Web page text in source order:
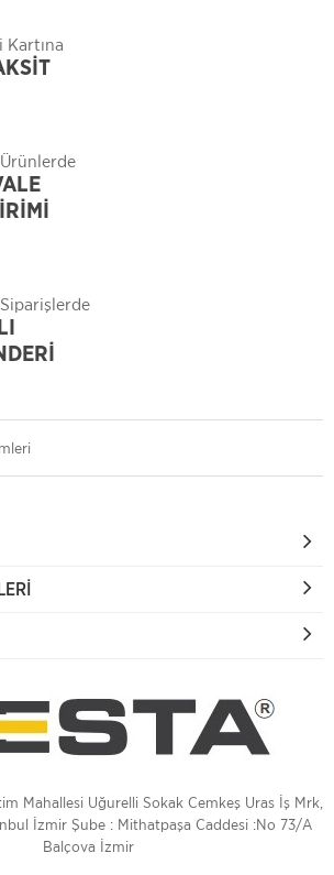
Kartına
Mahallesi Uğurelli Sokak Cemkeş Uras İş Mrk,
İzmir Şube : Mithatpaşa Caddesi :No 73/A
Balçova İzmir